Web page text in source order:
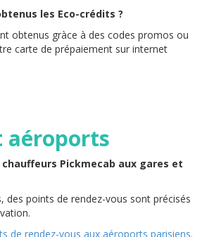
les Eco-crédits ?
obtenus gràce à des codes promos ou
carte de prépaiement sur internet
aéroports
Pickmecab aux gares et
des points de rendez-vous sont précisés
de rendez-vous aux aéroports parisiens.